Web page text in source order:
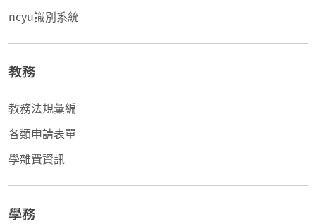
ncyu識別系統
教務
教務法規彙編
各類申請表單
學雜費資訊
學務